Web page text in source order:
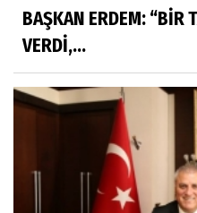
BAŞKAN ERDEM: “BİR
VERDİ,...